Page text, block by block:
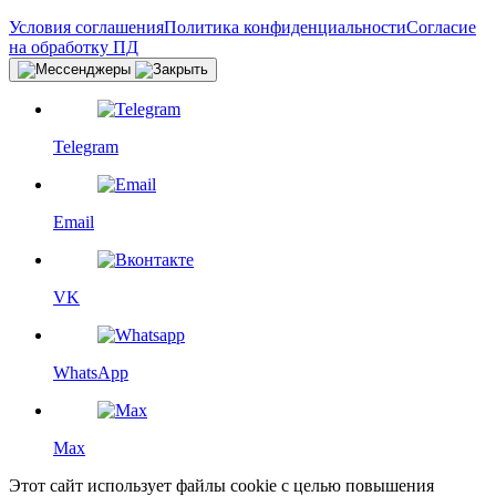
Условия соглашенияПолитика конфиденциальностиСогласие
на обработку ПД
Telegram
Email
VK
WhatsApp
Max
Этот сайт использует файлы cookie с целью повышения